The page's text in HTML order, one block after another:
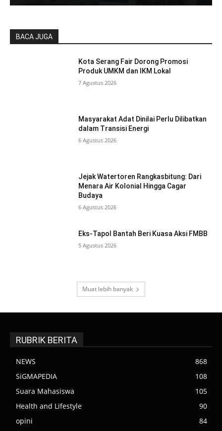
BACA JUGA
Kota Serang Fair Dorong Promosi
Produk UMKM dan IKM Lokal
7 Agustus 2026
Masyarakat Adat Dinilai Perlu Dilibatkan
dalam Transisi Energi
6 Agustus 2026
Jejak Watertoren Rangkasbitung: Dari
Menara Air Kolonial Hingga Cagar
Budaya
6 Agustus 2026
Eks-Tapol Bantah Beri Kuasa Aksi FMBB
5 Agustus 2026
Muat lebih banyak
RUBRIK BERITA
NEWS
868
SiGMAPEDIA
108
Suara Mahasiswa
105
Health and Lifestyle
90
opini
84